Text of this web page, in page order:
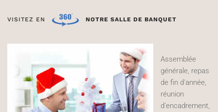
VISITEZ EN NOTRE SALLE DE BANQUET
Assemblée
générale, repas
de fin d'année,
réunion
d'encadrement,